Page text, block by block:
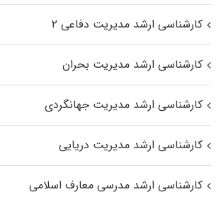
کارشناسی ارشد مدیریت دفاعی ۲
کارشناسی ارشد مدیریت بحران
کارشناسی ارشد مدیریت جهانگردی
کارشناسی ارشد مدیریت دریایی
کارشناسی ارشد مدرسی معارف اسلامی